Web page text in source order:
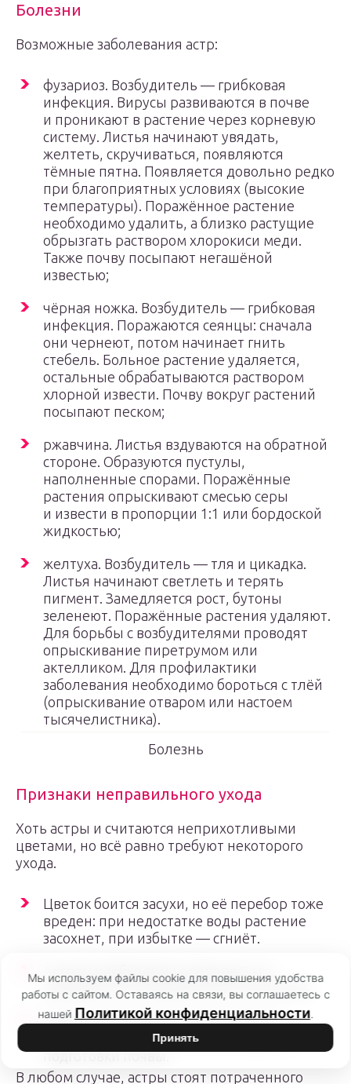
Болезни
Возможные заболевания астр:
фузариоз. Возбудитель — грибковая
инфекция. Вирусы развиваются в почве
и проникают в растение через корневую
систему. Листья начинают увядать,
желтеть, скручиваться, появляются
тёмные пятна. Появляется довольно редко
при благоприятных условиях (высокие
температуры). Поражённое растение
необходимо удалить, а близко растущие
обрызгать раствором хлорокиси меди.
Также почву посыпают негашёной
известью;
чёрная ножка. Возбудитель — грибковая
инфекция. Поражаются сеянцы: сначала
они чернеют, потом начинает гнить
стебель. Больное растение удаляется,
остальные обрабатываются раствором
хлорной извести. Почву вокруг растений
посыпают песком;
ржавчина. Листья вздуваются на обратной
стороне. Образуются пустулы,
наполненные спорами. Поражённые
растения опрыскивают смесью серы
и извести в пропорции 1:1 или бордоской
жидкостью;
желтуха. Возбудитель — тля и цикадка.
Листья начинают светлеть и терять
пигмент. Замедляется рост, бутоны
зеленеют. Поражённые растения удаляют.
Для борьбы с возбудителями проводят
опрыскивание пиретрумом или
актелликом. Для профилактики
заболевания необходимо бороться с тлёй
(опрыскивание отваром или настоем
тысячелистника).
Болезнь
Признаки неправильного ухода
Хоть астры и считаются неприхотливыми
цветами, но всё равно требуют некоторого
ухода.
Цветок боится засухи, но её перебор тоже
вреден: при недостатке воды растение
засохнет, при избытке — сгниёт.
Астрам необходима прополка: это
защищает их от вредителей и болезней.
Появление болячек также является
следствием неправильного ухода или
подготовки почвы.
В любом случае, астры стоят потраченного
Мы используем файлы cookie для повышения удобства
работы с сайтом. Оставаясь на связи, вы соглашаетесь с
нашей Политикой конфиденциальности.
Принять